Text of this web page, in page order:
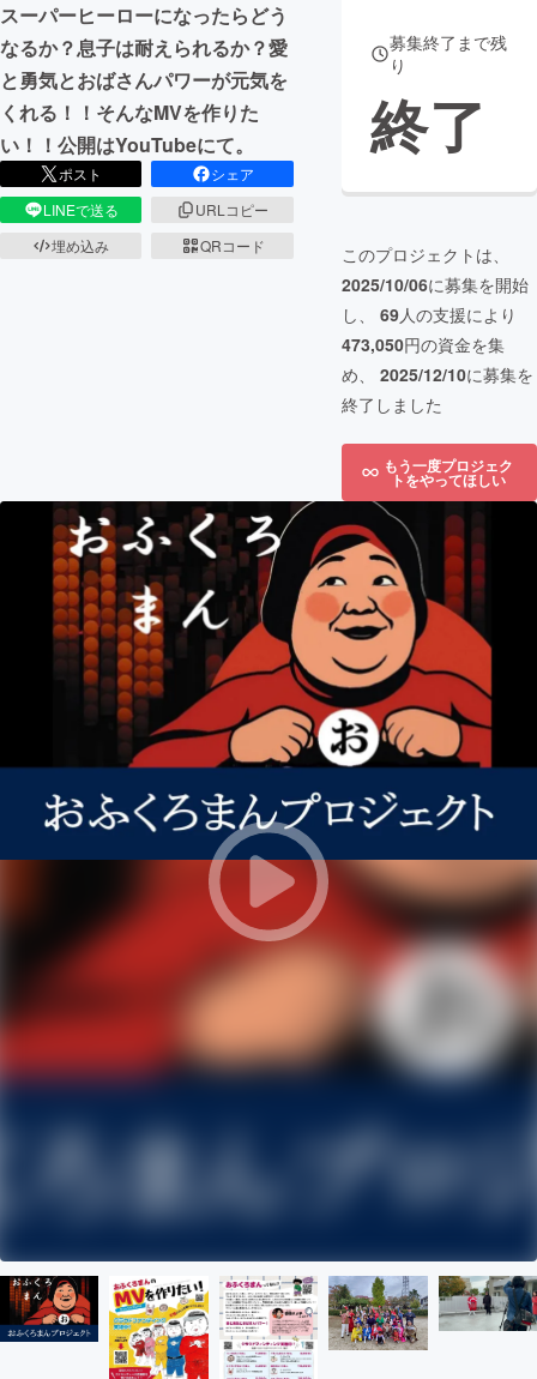
スーパーヒーローになったらどう
なるか？息子は耐えられるか？愛
と勇気とおばさんパワーが元気を
くれる！！そんなMVを作りた
い！！公開はYouTubeにて。
ポスト
シェア
LINEで送る
URLコピー
埋め込み
QRコード
募集終了まで残
り
終了
このプロジェクトは、
2025/10/06に募集を開始
し、 69人の支援により
473,050円の資金を集
め、 2025/12/10に募集を
終了しました
もう一度プロジェク
トをやってほしい